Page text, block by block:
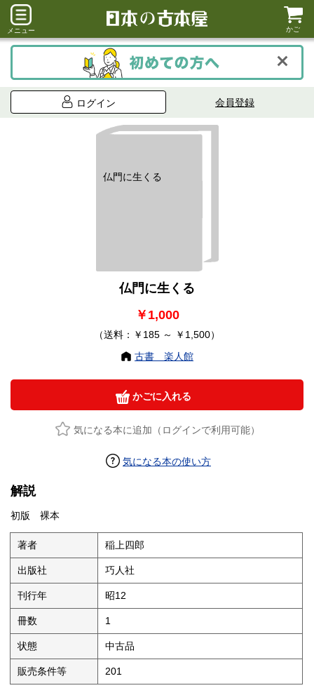
メニュー かご
ログイン 会員登録
仏門に生くる
仏門に生くる
￥1,000
（送料：￥185 ～ ￥1,500）
古書 楽人館
かごに入れる
気になる本に追加（ログインで利用可能）
気になる本の使い方
解説
初版 裸本
著者 稲上四郎
出版社 巧人社
刊行年 昭12
冊数 1
状態 中古品
販売条件等 201